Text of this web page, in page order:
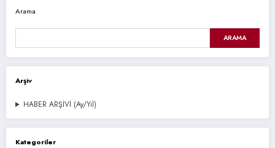
Arama
ARAMA
Arşiv
HABER ARŞİVİ (Ay/Yıl)
Kategoriler